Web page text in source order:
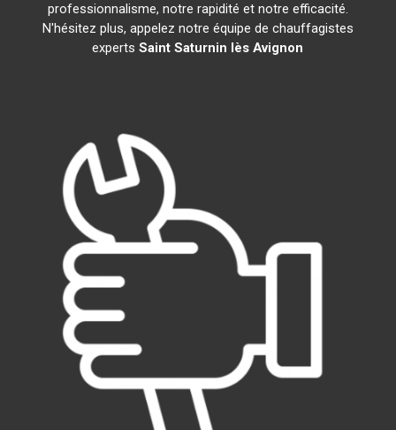
professionnalisme, notre rapidité et notre efficacité.
N'hésitez plus, appelez notre équipe de chauffagistes
expertsSaint Saturnin lès Avignon